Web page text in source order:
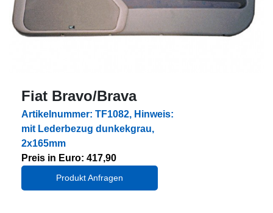
Fiat Bravo/Brava
Artikelnummer: TF1082, Hinweis:
mit Lederbezug dunkekgrau,
2x165mm
Preis in Euro: 417,90
Produkt Anfragen